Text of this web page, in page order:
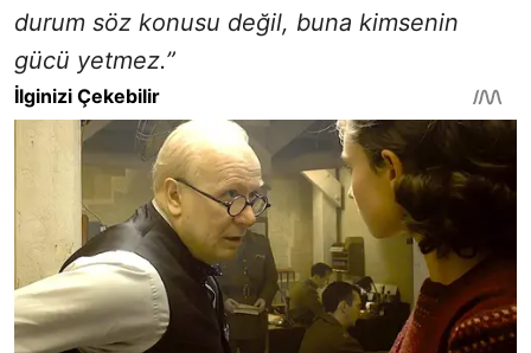
durum söz konusu değil, buna kimsenin
gücü yetmez.”